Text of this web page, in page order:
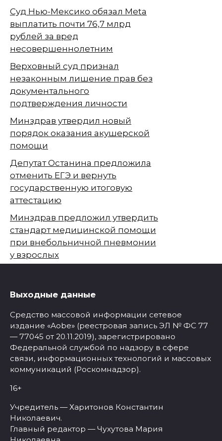
Суд Нью-Мексико обязал Meta
выплатить почти 76,7 млрд
рублей за вред
несовершеннолетним
Верховный суд признал
незаконным лишение прав без
документального
подтверждения личности
Минздрав утвердил новый
порядок оказания акушерской
помощи
Депутат Останина предложила
отменить ЕГЭ и вернуть
государственную итоговую
аттестацию
Минздрав предложил утвердить
стандарт медицинской помощи
при внебольничной пневмонии
у взрослых
Выходные данные
Средство массовой информации сетевое
издание «Aobe» (реестровая запись ЭЛ № ФС 77
— 77045 от 20.11.2019), зарегистрировано
Федеральной службой по надзору в сфере
связи, информационных технологий и массовых
коммуникаций (Роскомнадзор).
16+
Учредитель — Харитонов Константин
Николаевич.
Главный редактор — Чухутова Мария